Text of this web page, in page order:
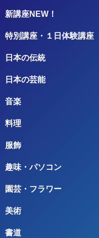
新講座NEW！
特別講座・１日体験講座
日本の伝統
日本の芸能
音楽
料理
服飾
趣味・パソコン
園芸・フラワー
美術
書道